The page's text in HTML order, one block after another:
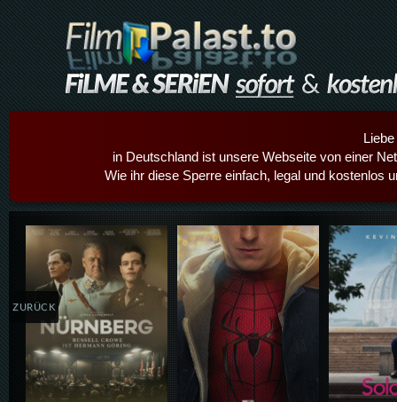
in Deutschland ist unsere Webseite von einer
Wie ihr diese Sperre einfach, legal und kostenlos
Details,Play Details,Play
ZURÜCK